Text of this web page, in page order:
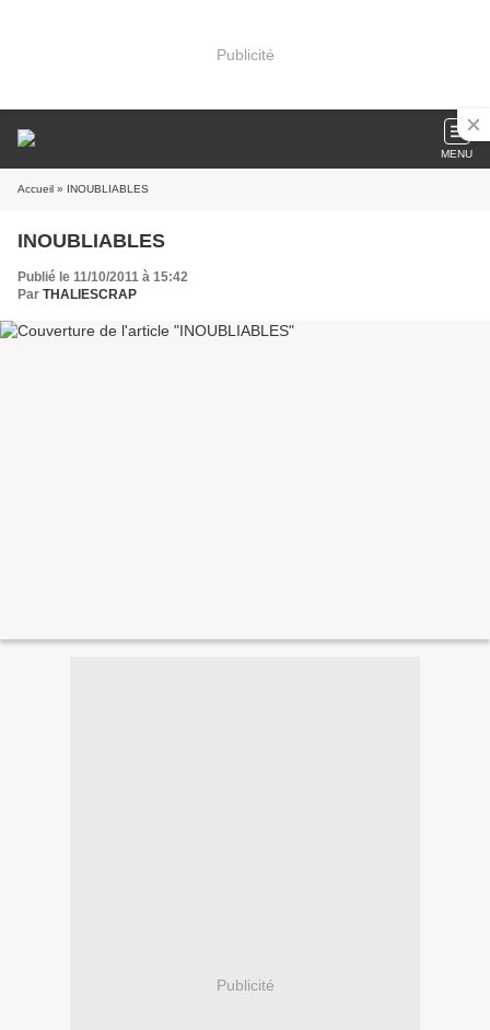
Publicité
MENU
Accueil » INOUBLIABLES
INOUBLIABLES
Publié le 11/10/2011 à 15:42
Par THALIESCRAP
Publicité